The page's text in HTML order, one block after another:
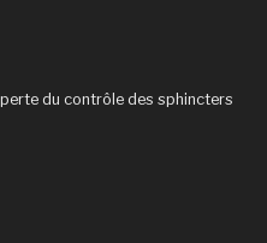
du contrôle des sphincters